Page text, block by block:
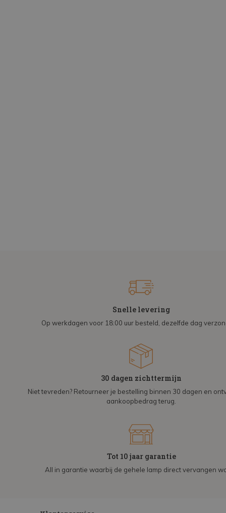
Snelle levering
Op werkdagen voor 18:00 uur besteld, dezelfde dag
30 dagen zichttermijn
Niet tevreden? Retourneer je bestelling binnen 30 dagen en
aankoopbedrag terug.
Tot 10 jaar garantie
All in garantie waarbij de gehele lamp direct vervangen